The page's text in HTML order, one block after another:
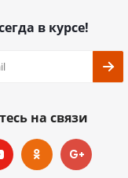
в курсе!
на связи